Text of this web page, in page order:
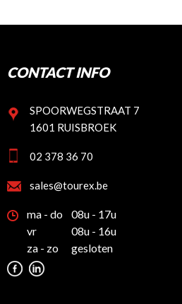
CONTACT INFO
SPOORWEGSTRAAT 7
1601 RUISBROEK
02 378 36 70
sales@tourex.be
ma - do
08u - 17u
vr
08u - 16u
za - zo
gesloten